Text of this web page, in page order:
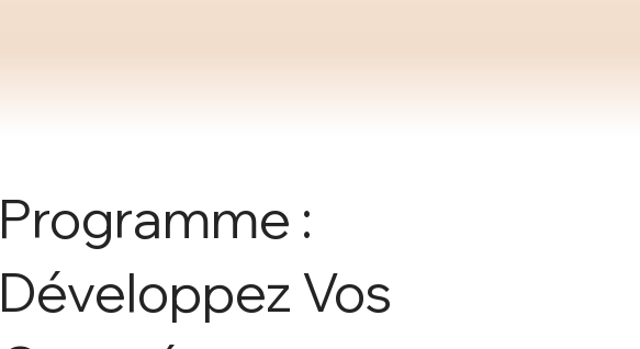
Programme :
Développez Vos